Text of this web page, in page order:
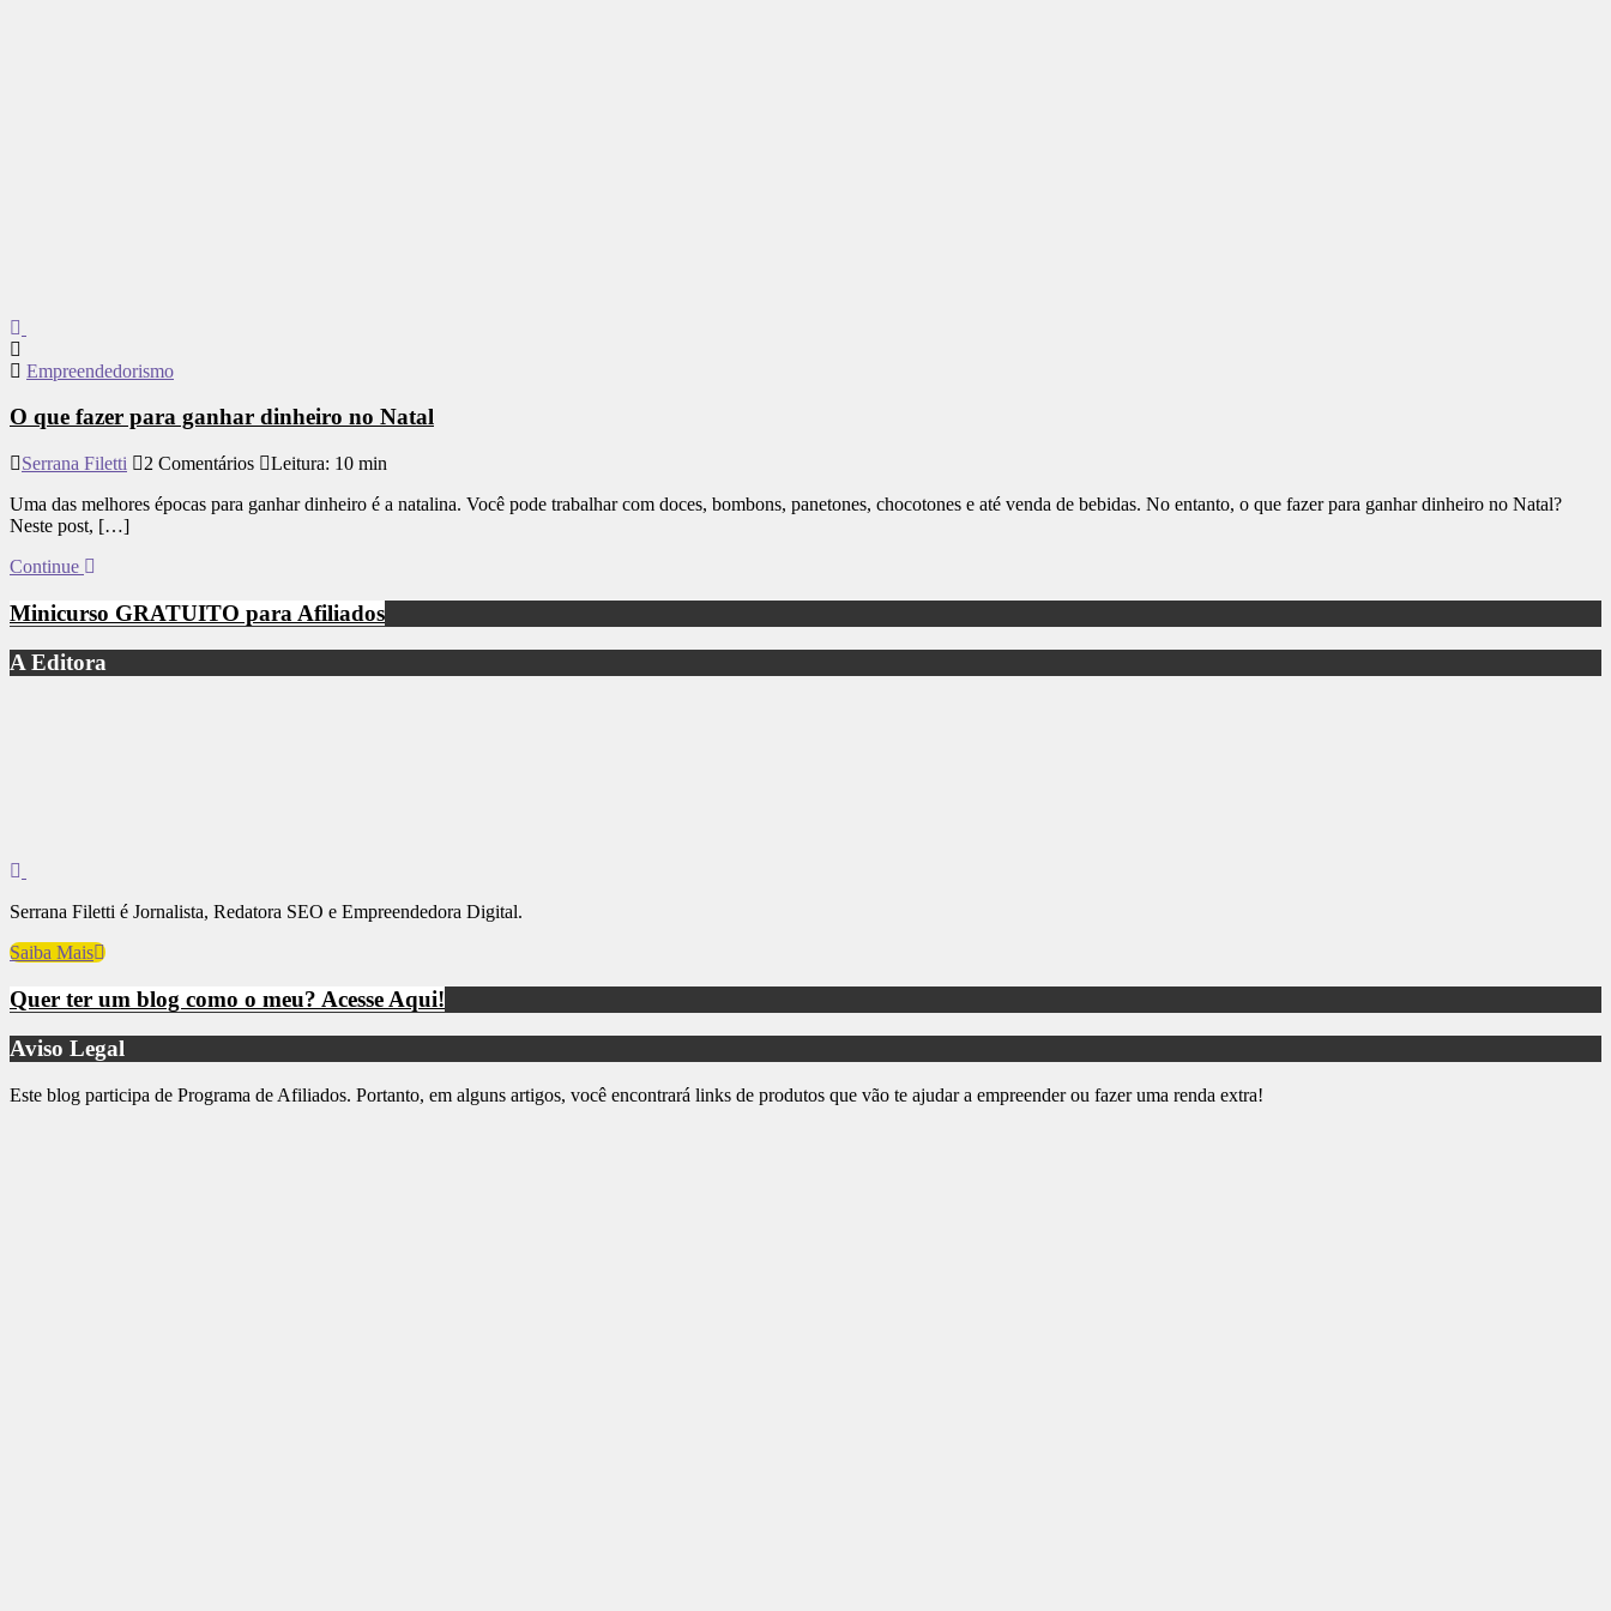
Empreendedorismo
O que fazer para ganhar dinheiro no Natal
Serrana Filetti 2 Comentários
Leitura: 10 min
Uma das melhores épocas para ganhar dinheiro é a natalina. Você pode trabalhar com doces, bombons, panetones, chocotones e até venda de bebidas. No entanto, o que fazer para ganhar dinheiro no Natal?
Neste post, […]
Continue
Minicurso GRATUITO para Afiliados
A Editora
Serrana Filetti é Jornalista, Redatora SEO e Empreendedora Digital.
Saiba Mais
Quer ter um blog como o meu? Acesse Aqui!
Aviso Legal
Este blog participa de Programa de Afiliados. Portanto, em alguns artigos, você encontrará links de produtos que vão te ajudar a empreender ou fazer uma renda extra!